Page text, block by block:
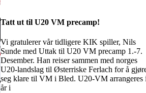
Tatt ut til U20 VM precamp!
Vi gratulerer vår tidligere KIK spiller, Nils
Sunde med Uttak til U20 VM precamp 1.-7.
Desember. Han reiser sammen med norges
U20-landslag til Østerriske Ferlach for å
seg klare til VM i Bled. U20-VM arrangeres
år i